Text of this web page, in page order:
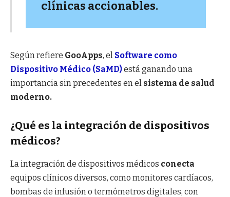
clínicas accionables.
Según refiere GooApps, el Software como
Dispositivo Médico (SaMD)está ganando una
importancia sin precedentes en el sistema de salud
moderno.
¿Qué es la integración de dispositivos
médicos?
La integración de dispositivos médicos conecta
equipos clínicos diversos, como monitores cardíacos,
bombas de infusión o termómetros digitales, con